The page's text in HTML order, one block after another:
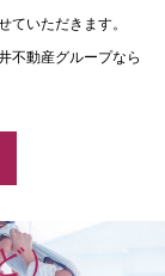
ていただきます。
不動産グループなら
）